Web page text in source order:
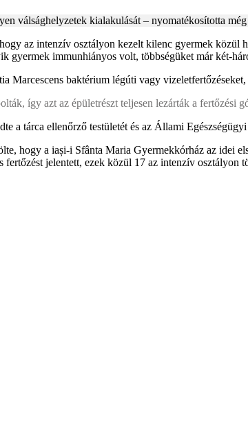
válsághelyzetek kialakulását – nyomatékosította még
az intenzív osztályon kezelt kilenc gyermek közül
gyermek immunhiányos volt, többségüket már két-
Marcescens baktérium légúti vagy
így azt az épületrészt teljesen lezárták a fertőzési
a tárca ellenőrző testületét és az Állami
hogy a iași-i Sfânta Maria Gyermekkórház az idei
jelentett, ezek közül 17 az intenzív osztályon